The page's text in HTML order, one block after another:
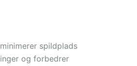
spildplads
og forbedrer